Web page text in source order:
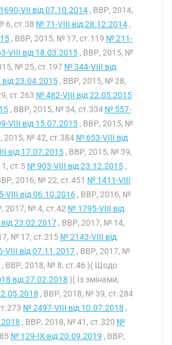
VII від 07.10.2014 , ВВР, 2014,
6, ст.38 № 71-VIII від 28.12.2014 ,
, ВВР, 2015, № 17, ст.119 № 211-
VIII від 18.03.2015, ВВР, 2015, №
№ 25, ст.197 № 344-VIII від
23.04.2015, ВВР, 2015, № 28,
ст.263 № 482-VIII від 22.05.2015
, ВВР, 2015, № 34, ст.334 № 557-
VIII від 15.07.2015, ВВР, 2015, №
2015, № 42, ст.384 № 653-VIII від
від 17.07.2015, ВВР, 2015, № 39,
ст.5 № 903-VIII від 23.12.2015,
2016, № 22, ст.451 № 1411-VIII
VIII від 06.10.2016, ВВР, 2016, №
2017, № 4, ст.42 № 1795-VIII від
23.02.2017, ВВР, 2017, № 14,
№ 17, ст.215 № 2143-VIII від
VIII від 07.11.2017, ВВР, 2017, №
, ВВР, 2018, № 8, ст.46 )( Щодо
від 27.02.2018 )( Із змінами,
, ВВР, 2018, № 39, ст.284
№ 2497-VIII від 10.07.2018 ,
, ВВР, 2018, № 41, ст.320 №
№ 129-IX від 20.09.2019 , ВВР,